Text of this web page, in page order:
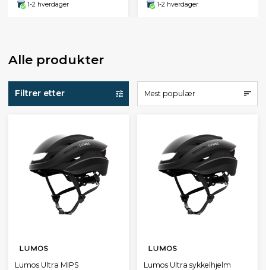
1-2 hverdager 1-2 hverdager
Alle produkter
Filtrer etter Mest populær
Lumos Ultra MIPS
Lumos Ultra sykkelhjelm